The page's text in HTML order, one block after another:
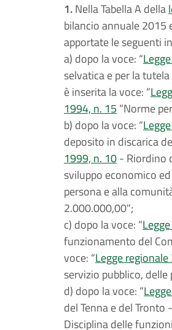
1.Nella Tabella A della
bilancio annuale 2015
apportate le seguenti
a) dopo la voce: “
selvatica e per la
è inserita la voce: “
1994, n. 15 “Norme
b) dopo la voce: “
deposito in discarica
1999, n. 10- Riordino
sviluppo economico
persona e alla
2.000.000,00";
c) dopo la voce: “
funzionamento del
voce: “Legge
servizio pubblico,
d) dopo la voce: “
del Tenna e del
Disciplina delle